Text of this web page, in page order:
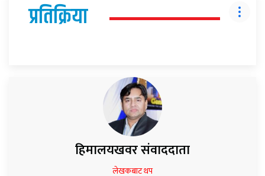
प्रतिक्रिया
हिमालयखवर संवाददाता
लेखकबाट थप